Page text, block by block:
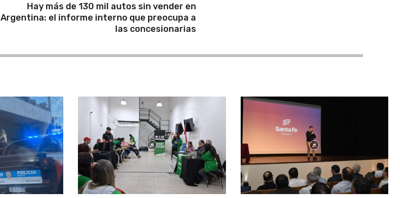
Hay más de 130 mil autos sin vender en
Argentina: el informe interno que preocupa a
las concesionarias